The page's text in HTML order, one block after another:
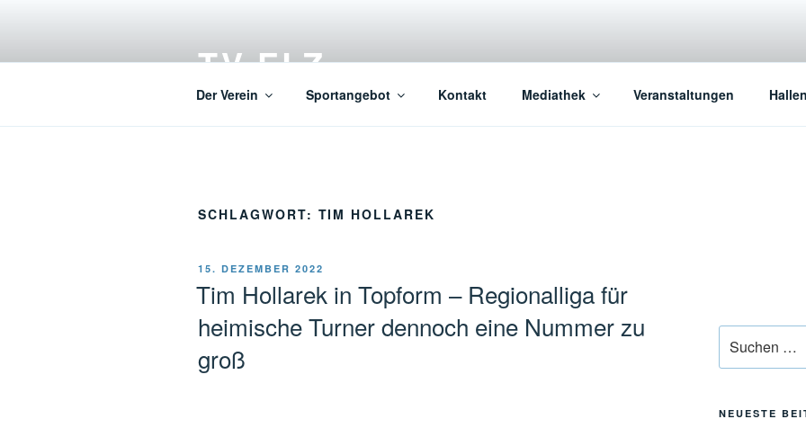
TV ELZ
Der Verein Sportangebot Kontakt Mediathek Veranstaltungen
SCHLAGWORT: TIM HOLLAREK
VERÖFFENTLICHT
15. DEZEMBER 2022
Tim Hollarek in Topform – Regionalliga für
heimische Turner dennoch eine Nummer zu
groß
nach:
NEUESTE